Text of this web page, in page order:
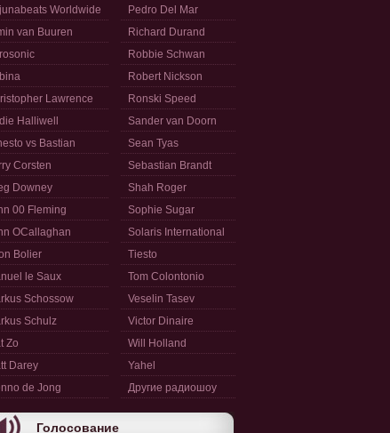
Worldwide
van Buuren
Lawrence
Halliwell
vs Bastian
Corsten
Downey
00 Fleming
OCallaghan
Bolier
le Saux
Schossow
Schulz
Zo
Darey
de Jong
Pedro Del Mar
Richard Durand
Robbie Schwan
Robert Nickson
Ronski Speed
Sander van Doorn
Sean Tyas
Sebastian Brandt
Shah Roger
Sophie Sugar
Solaris International
Tiesto
Tom Colontonio
Veselin Tasev
Victor Dinaire
Will Holland
Yahel
Другие радиошоу
Голосование